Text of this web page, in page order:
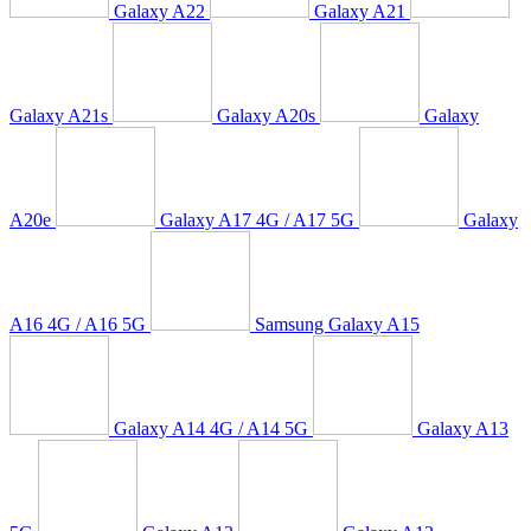
Galaxy A22 Galaxy A21
Galaxy A21s Galaxy A20s Galaxy
A20e Galaxy A17 4G / A17 5G Galaxy
A16 4G / A16 5G Samsung Galaxy A15
Galaxy A14 4G / A14 5G Galaxy A13